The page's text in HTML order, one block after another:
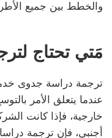
والخطط بين جميع
مَتي تحتاج
ترجمة دراسة جدوى
عندما يتعلق الأمر
خارجية، فإذا كانت
أجنبي، فإن ترجمة